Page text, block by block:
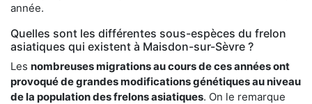
année.
Quelles sont les différentes sous-espèces du frelon
asiatiques qui existent à Maisdon-sur-Sèvre ?
Les nombreuses migrations au cours de ces années ont
provoqué de grandes modifications génétiques au niveau
de la population des frelons asiatiques. On le remarque